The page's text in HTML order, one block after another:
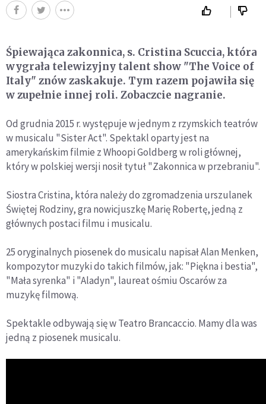
Śpiewająca zakonnica, s. Cristina Scuccia, która
wygrała telewizyjny talent show "The Voice of
Italy" znów zaskakuje. Tym razem pojawiła się
w zupełnie innej roli. Zobaczcie nagranie.
Od grudnia 2015 r. występuje w jednym z rzymskich teatrów
w musicalu "Sister Act". Spektakl oparty jest na
amerykańskim filmie z Whoopi Goldberg w roli głównej,
który w polskiej wersji nosił tytuł "Zakonnica w przebraniu".
Siostra Cristina, która należy do zgromadzenia urszulanek
Świętej Rodziny, gra nowicjuszkę Marię Robertę, jedną z
głównych postaci filmu i musicalu.
25 oryginalnych piosenek do musicalu napisał Alan Menken,
kompozytor muzyki do takich filmów, jak: "Piękna i bestia",
"Mała syrenka" i "Aladyn", laureat ośmiu Oscarów za
muzykę filmową.
Spektakle odbywają się w Teatro Brancaccio. Mamy dla was
jedną z piosenek musicalu.